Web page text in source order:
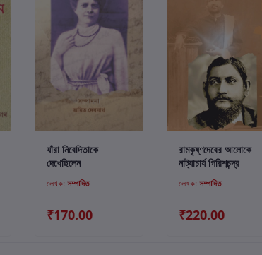
কার্টে যোগ করুন
যাঁরা নিবেদিতাকে
দেখেছিলেন
লেখক: সম্পাদিত
₹170.00
কার্টে যোগ করুন
রামকৃষ্ণদেবের আলোকে
নাট্যাচার্য গিরিশচন্দ্র
লেখক: সম্পাদিত
₹220.00